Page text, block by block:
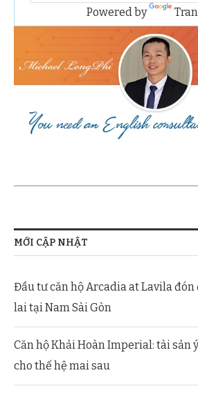
Powered by
MỚI CẬP NHẬT
Đầu tư căn hộ Arcadia at Lavila
lai tại Nam Sài Gòn
Căn hộ Khải Hoàn Imperial: tài sản
cho thế hệ mai sau